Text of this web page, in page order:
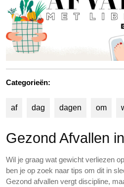
Categorieën:
af dag dagen om
Gezond Afvallen
Wil je graag wat gewicht verliezen
ben je op zoek naar tips om dit in
Gezond afvallen vergt discipline,